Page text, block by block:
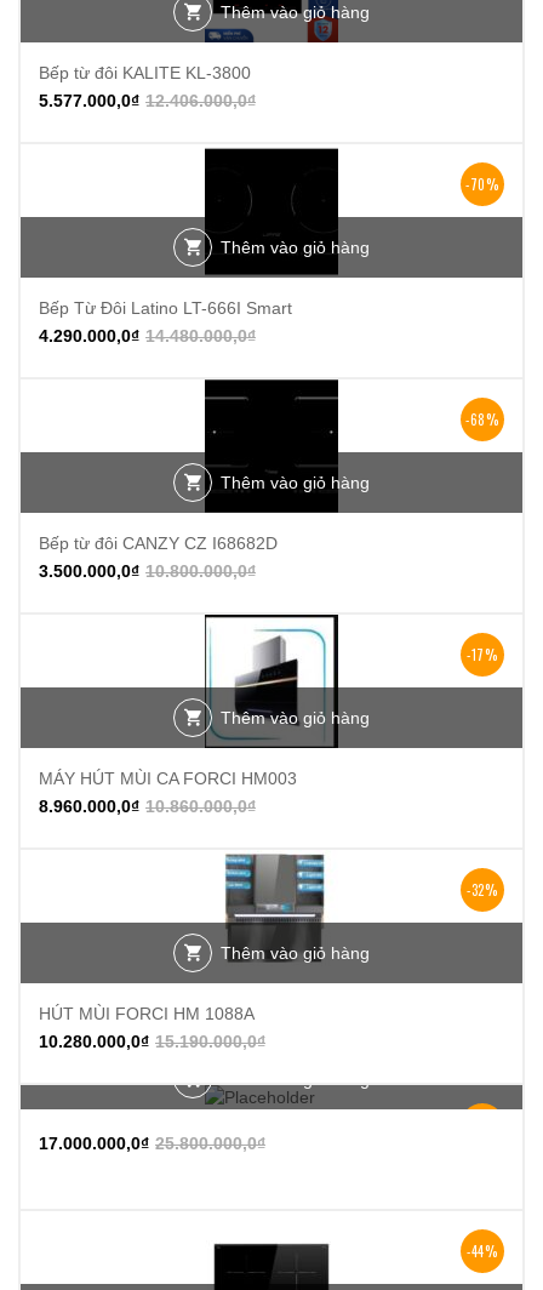
Thêm vào giỏ hàng
Bếp từ đôi KALITE KL-3800
12.406.000,0₫
5.577.000,0₫
-70%
Thêm vào giỏ hàng
Bếp Từ Đôi Latino LT-666I Smart
14.480.000,0₫
4.290.000,0₫
-68%
Thêm vào giỏ hàng
Bếp từ đôi CANZY CZ I68682D
10.800.000,0₫
3.500.000,0₫
-17%
Thêm vào giỏ hàng
MÁY HÚT MÙI CA FORCI HM003
10.860.000,0₫
8.960.000,0₫
-32%
Thêm vào giỏ hàng
HÚT MÙI FORCI HM 1088A
15.190.000,0₫
10.280.000,0₫
25.800.000,0₫
17.000.000,0₫
-44%